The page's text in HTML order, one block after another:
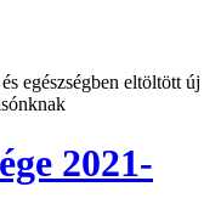
egészségben eltöltött új
2021-